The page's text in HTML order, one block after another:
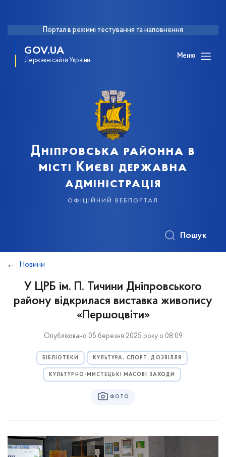
Портал в режимі тестування та наповнення
GOV.UA
Державні сайти України
Меню
Дніпровська районна в
місті Києві державна
адміністрація
офіційний вебпортал
Пошук
Новини
У ЦРБ ім. П. Тичини Дніпровського
району відкрилася виставка живопису
«Першоцвіти»
Опубліковано 05 березня 2025 року о 08:09
БІБЛІОТЕКИ КУЛЬТУРА, СПОРТ, ДОЗВІЛЛЯ
КУЛЬТУРНО-МИСТЕЦЬКІ МАСОВІ ЗАХОДИ
ФОТО